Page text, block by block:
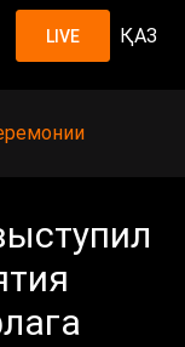
LIVE ҚАЗ